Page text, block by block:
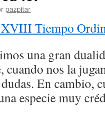
pazpitar
XVIII Tiempo
una gran
cuando nos la
En cambio,
especie muy